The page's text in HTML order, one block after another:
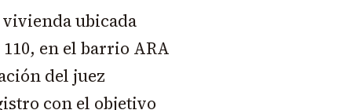
vivienda ubicada
en el barrio ARA
del juez
con el objetivo